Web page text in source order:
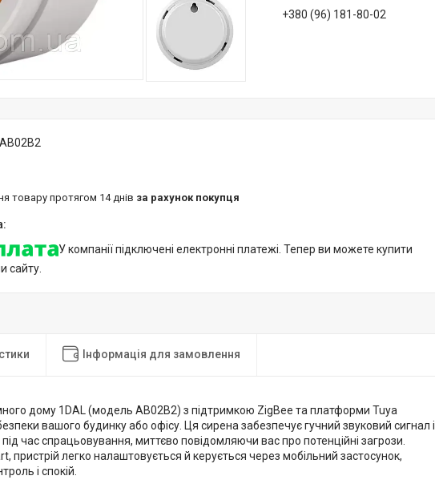
+380 (96) 181-80-02
AB02B2
товару протягом 14 днів за рахунок покупця
У компанії підключені електронні платежі. Тепер ви можете купити
сайту.
Інформація для замовлення
дому 1DAL (модель AB02B2) з підтримкою ZigBee та платформи Tuya
вашого будинку або офісу. Ця сирена забезпечує гучний звуковий сигнал і
час спрацьовування, миттєво повідомляючи вас про потенційні загрози.
пристрій легко налаштовується й керується через мобільний застосунок,
і спокій.